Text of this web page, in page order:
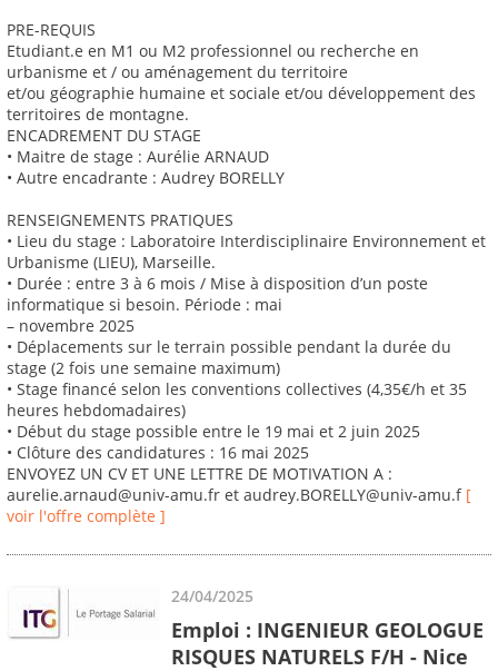
PRE-REQUIS
Etudiant.e en M1 ou M2 professionnel ou recherche en
urbanisme et / ou aménagement du territoire
et/ou géographie humaine et sociale et/ou développement des
territoires de montagne.
ENCADREMENT DU STAGE
• Maitre de stage : Aurélie ARNAUD
• Autre encadrante : Audrey BORELLY
RENSEIGNEMENTS PRATIQUES
• Lieu du stage : Laboratoire Interdisciplinaire Environnement et
Urbanisme (LIEU), Marseille.
• Durée : entre 3 à 6 mois / Mise à disposition d’un poste
informatique si besoin. Période : mai
– novembre 2025
• Déplacements sur le terrain possible pendant la durée du
stage (2 fois une semaine maximum)
• Stage financé selon les conventions collectives (4,35€/h et 35
heures hebdomadaires)
• Début du stage possible entre le 19 mai et 2 juin 2025
• Clôture des candidatures : 16 mai 2025
ENVOYEZ UN CV ET UNE LETTRE DE MOTIVATION A :
aurelie.arnaud@univ-amu.fr et audrey.BORELLY@univ-amu.f [
voir l'offre complète ]
24/04/2025
Emploi : INGENIEUR GEOLOGUE
RISQUES NATURELS F/H - Nice